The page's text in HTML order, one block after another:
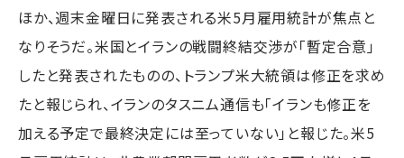
ほか、週末金曜日に発表される米5月雇用統計が焦点と
なりそうだ。米国とイランの戦闘終結交渉が「暫定合意」
したと発表されたものの、トランプ米大統領は修正を求め
たと報じられ、イランのタスニム通信も「イランも修正を
加える予定で最終決定には至っていない」と報じた。米5